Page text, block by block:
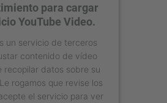
para cargar
YouTube Video.
un servicio de terceros
contenido de vídeo
recopilar datos sobre su
rogamos que revise los
el servicio para ver